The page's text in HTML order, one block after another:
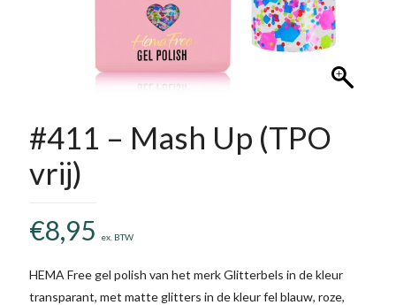
#411 – Mash Up (TPO
vrij)
€8,95 ex. BTW
HEMA Free gel polish van het merk Glitterbels in de kleur
transparant, met matte glitters in de kleur fel blauw, roze,